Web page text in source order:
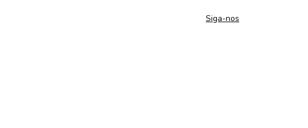
Siga-nos